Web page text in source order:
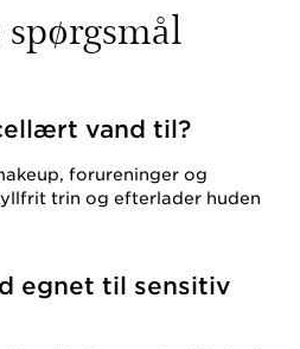
vand til?
forureninger og
trin og efterlader huden
egnet til sensitiv